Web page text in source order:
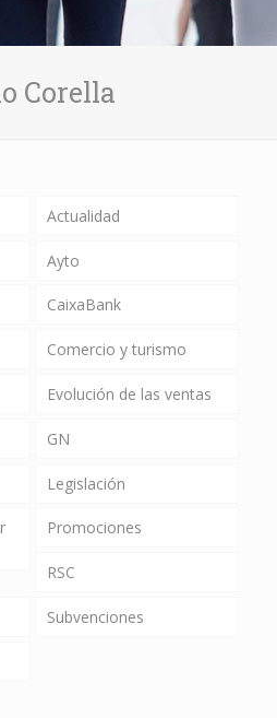
Corella
Actualidad
Ayto
CaixaBank
Comercio y turismo
Evolución de las ventas
GN
Legislación
Promociones
RSC
Subvenciones